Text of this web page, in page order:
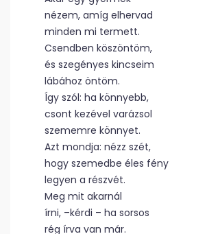
nézem, amíg elhervad
minden mi termett.
Csendben köszöntöm,
és szegényes kincseim
lábához öntöm.
Így szól: ha könnyebb,
csont kezével varázsol
szememre könnyet.
Azt mondja: nézz szét,
hogy szemedbe éles fény
legyen a részvét.
Meg mit akarnál
írni, –kérdi – ha sorsos
rég írva van már.